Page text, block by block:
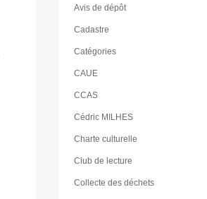
Avis de dépôt
Cadastre
Catégories
CAUE
CCAS
Cédric MILHES
Charte culturelle
Club de lecture
Collecte des déchets